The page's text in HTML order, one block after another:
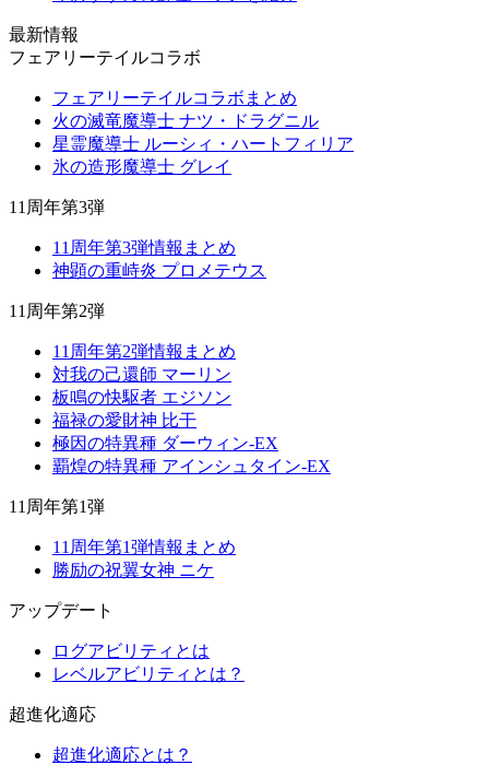
最新情報
フェアリーテイルコラボ
フェアリーテイルコラボまとめ
火の滅竜魔導士 ナツ・ドラグニル
星霊魔導士 ルーシィ・ハートフィリア
氷の造形魔導士 グレイ
11周年第3弾
11周年第3弾情報まとめ
神顕の重峙炎 プロメテウス
11周年第2弾
11周年第2弾情報まとめ
対我の己還師 マーリン
板鳴の快駆者 エジソン
福禄の愛財神 比干
極因の特異種 ダーウィン-EX
覇煌の特異種 アインシュタイン-EX
11周年第1弾
11周年第1弾情報まとめ
勝励の祝翼女神 ニケ
アップデート
ログアビリティとは
レベルアビリティとは？
超進化適応
超進化適応とは？